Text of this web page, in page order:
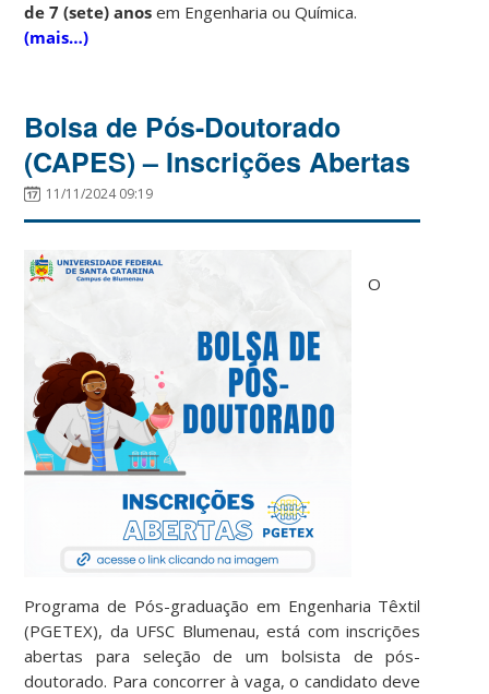
de 7 (sete) anos em Engenharia ou Química.
(mais…)
Bolsa de Pós-Doutorado
(CAPES) – Inscrições Abertas
11/11/2024 09:19
O
Programa de Pós-graduação em Engenharia Têxtil
(PGETEX), da UFSC Blumenau, está com inscrições
abertas para seleção de um bolsista de pós-
doutorado. Para concorrer à vaga, o candidato deve